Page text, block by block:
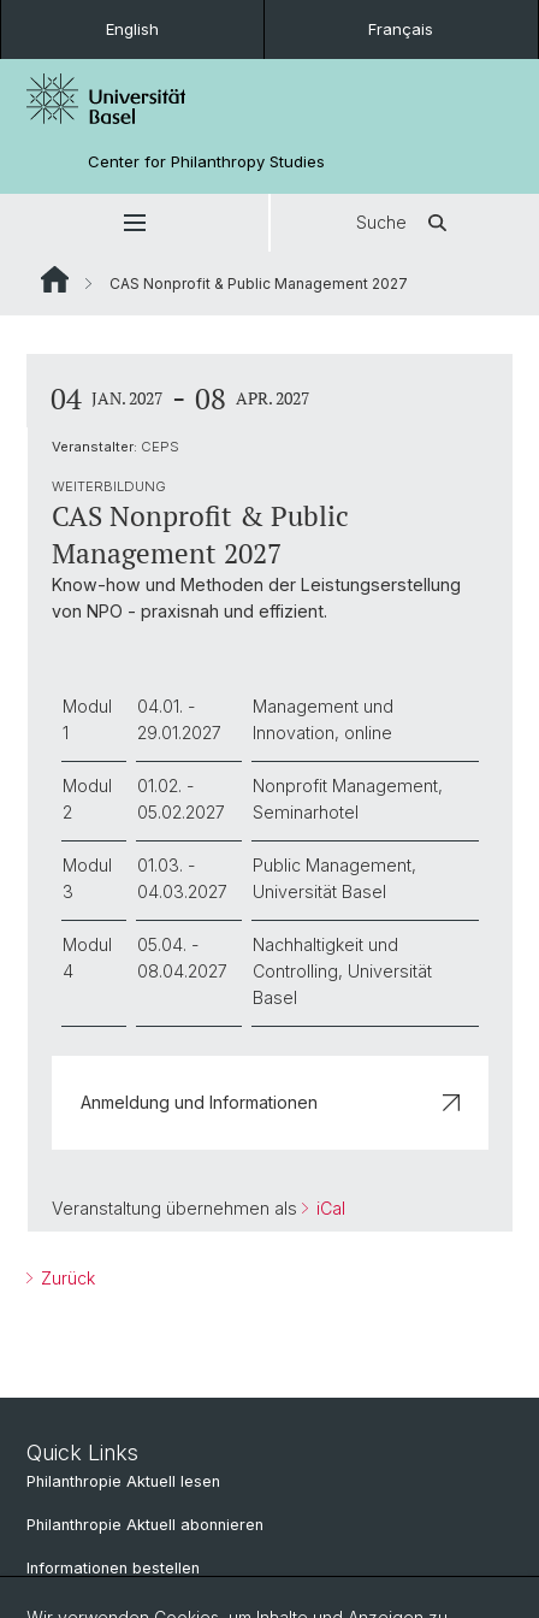
English Français
Center for Philanthropy Studies
Suche
CAS Nonprofit & Public Management 2027
04 JAN. 2027 - 08 APR. 2027
Veranstalter: CEPS
WEITERBILDUNG
CAS Nonprofit & Public
Management 2027
Know-how und Methoden der Leistungserstellung
von NPO - praxisnah und effizient.
Modul
1
04.01. -
29.01.2027
Management und
Innovation, online
Modul
2
01.02. -
05.02.2027
Nonprofit Management,
Seminarhotel
Modul
3
01.03. -
04.03.2027
Public Management,
Universität Basel
Modul
4
05.04. -
08.04.2027
Nachhaltigkeit und
Controlling, Universität
Basel
Anmeldung und Informationen
Veranstaltung übernehmen als iCal
Zurück
Quick Links
Philanthropie Aktuell lesen
Philanthropie Aktuell abonnieren
Informationen bestellen
Weiterbildungskalender